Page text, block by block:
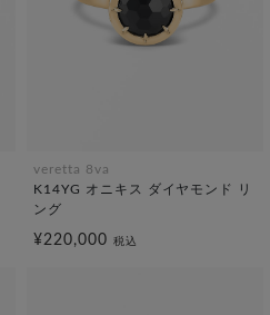
veretta 8va
K14YG オニキス ダイヤモンド リ
ング
¥220,000 税込